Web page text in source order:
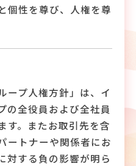
ス
個性を尊び、人権を尊
ープ人権方針」は、イ
の全役員および全社員
す。またお取引先を含
ートナーや関係者にお
対する負の影響が明ら